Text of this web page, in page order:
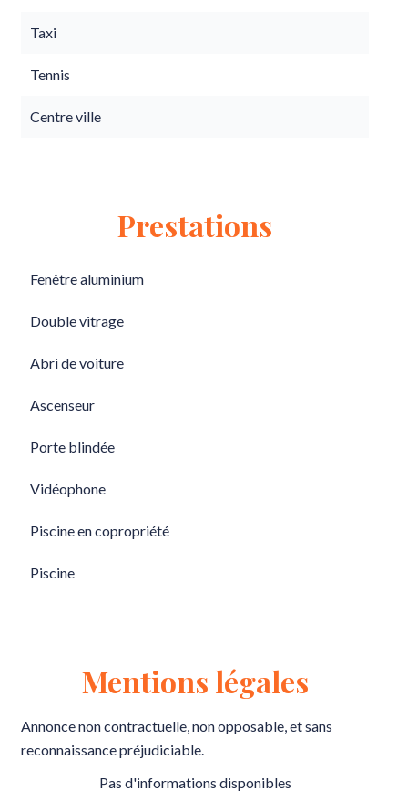
Taxi
Tennis
Centre ville
Prestations
Fenêtre aluminium
Double vitrage
Abri de voiture
Ascenseur
Porte blindée
Vidéophone
Piscine en copropriété
Piscine
Mentions légales
Annonce non contractuelle, non opposable, et sans
reconnaissance préjudiciable.
Pas d'informations disponibles